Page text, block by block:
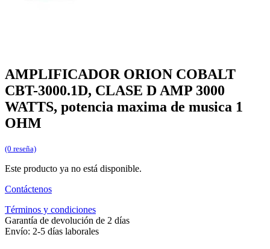
AMPLIFICADOR ORION COBALT
CBT-3000.1D, CLASE D AMP 3000
WATTS, potencia maxima de musica 1
OHM
(0 reseña)
Este producto ya no está disponible.
Contáctenos
Términos y condiciones
Garantía de devolución de 2 días
Envío: 2-5 días laborales